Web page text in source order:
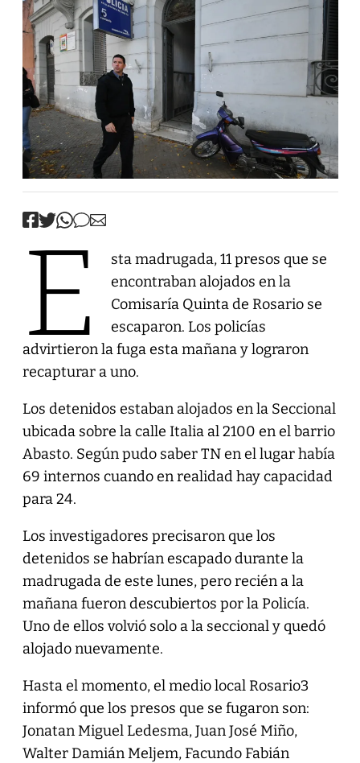
E
sta madrugada, 11 presos que se
encontraban alojados en la
Comisaría Quinta de Rosario se
escaparon. Los policías
advirtieron la fuga esta mañana y lograron
recapturar a uno.
Los detenidos estaban alojados en la Seccional
ubicada sobre la calle Italia al 2100 en el barrio
Abasto. Según pudo saber TN en el lugar había
69 internos cuando en realidad hay capacidad
para 24.
Los investigadores precisaron que los
detenidos se habrían escapado durante la
madrugada de este lunes, pero recién a la
mañana fueron descubiertos por la Policía.
Uno de ellos volvió solo a la seccional y quedó
alojado nuevamente.
Hasta el momento, el medio local Rosario3
informó que los presos que se fugaron son:
Jonatan Miguel Ledesma, Juan José Miño,
Walter Damián Meljem, Facundo Fabián